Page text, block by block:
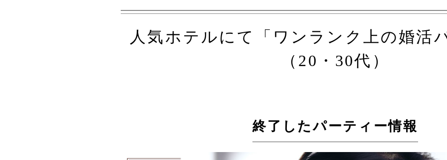
人気ホテルにて「ワンランク上の婚活
（20・30代）
終了したパーティー情報